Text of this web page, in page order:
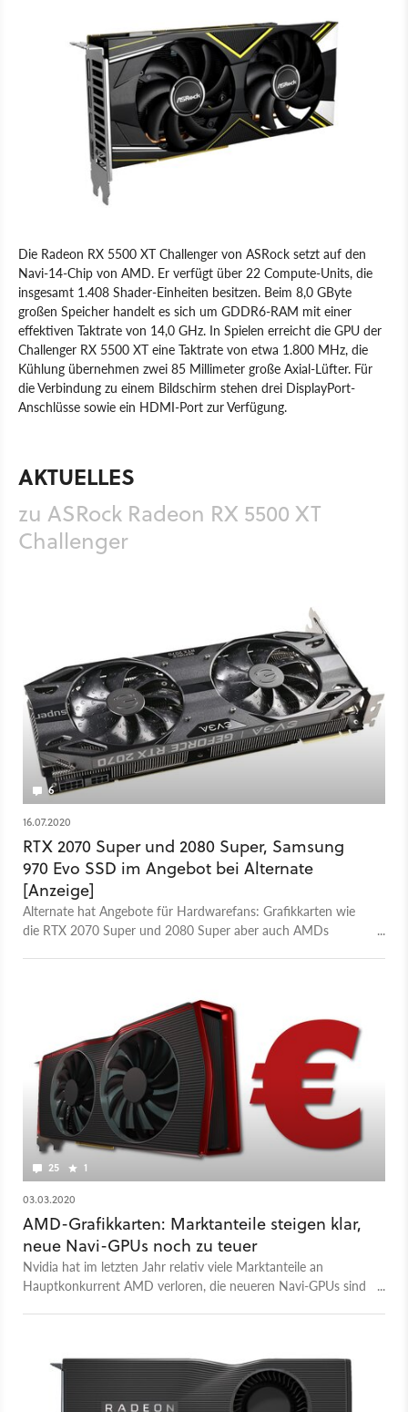
Die Radeon RX 5500 XT Challenger von ASRock setzt auf den
Navi-14-Chip von AMD. Er verfügt über 22 Compute-Units, die
insgesamt 1.408 Shader-Einheiten besitzen. Beim 8,0 GByte
großen Speicher handelt es sich um GDDR6-RAM mit einer
effektiven Taktrate von 14,0 GHz. In Spielen erreicht die GPU der
Challenger RX 5500 XT eine Taktrate von etwa 1.800 MHz, die
Kühlung übernehmen zwei 85 Millimeter große Axial-Lüfter. Für
die Verbindung zu einem Bildschirm stehen drei DisplayPort-
Anschlüsse sowie ein HDMI-Port zur Verfügung.
AKTUELLES
zu ASRock Radeon RX 5500 XT
Challenger
6
16.07.2020
RTX 2070 Super und 2080 Super, Samsung
970 Evo SSD im Angebot bei Alternate
[Anzeige]
Alternate hat Angebote für Hardwarefans: Grafikkarten wie
die RTX 2070 Super und 2080 Super aber auch AMDs
25 1
03.03.2020
AMD-Grafikkarten: Marktanteile steigen klar,
neue Navi-GPUs noch zu teuer
Nvidia hat im letzten Jahr relativ viele Marktanteile an
Hauptkonkurrent AMD verloren, die neueren Navi-GPUs sind